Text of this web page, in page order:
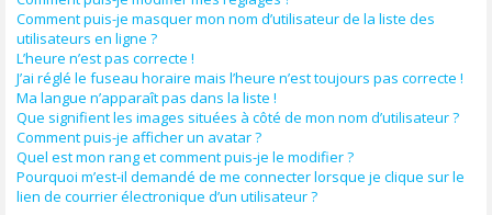
Comment puis-je masquer mon nom d’utilisateur de la liste des
utilisateurs en ligne ?
L’heure n’est pas correcte !
J’ai réglé le fuseau horaire mais l’heure n’est toujours pas correcte !
Ma langue n’apparaît pas dans la liste !
Que signifient les images situées à côté de mon nom d’utilisateur ?
Comment puis-je afficher un avatar ?
Quel est mon rang et comment puis-je le modifier ?
Pourquoi m’est-il demandé de me connecter lorsque je clique sur le
lien de courrier électronique d’un utilisateur ?